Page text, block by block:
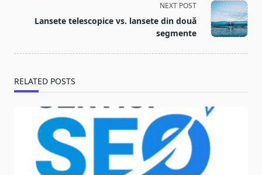
reader-
NEXT POST
Lansete telescopice vs. lansete din două
segmente
RELATED POSTS